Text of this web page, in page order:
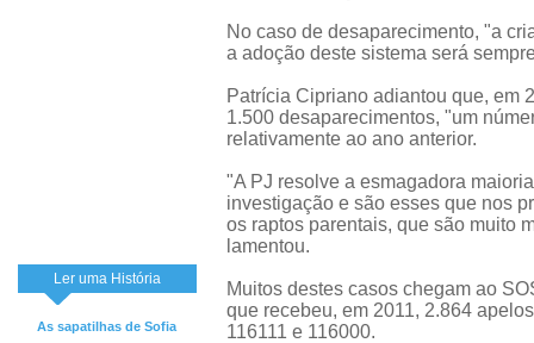
Ler uma História
As sapatilhas de Sofia
No caso de desaparecimento, "a
a adoção deste sistema será
Patrícia Cipriano adiantou que, em
1.500 desaparecimentos, "um
relativamente ao ano anterior.
"A PJ resolve a esmagadora
investigação e são esses que nos
os raptos parentais, que são muito
lamentou.
Muitos destes casos chegam ao
que recebeu, em 2011, 2.864
116111 e 116000.